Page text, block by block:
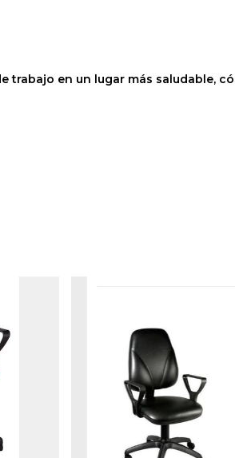
trabajo en un lugar más saludable,